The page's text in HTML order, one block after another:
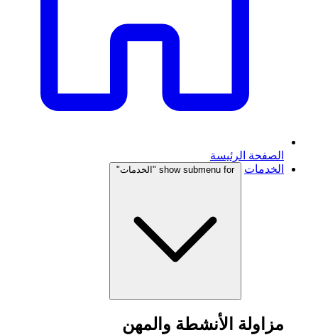
الصفحة الرئيسة
الخدمات
show submenu for "الخدمات"
مزاولة الأنشطة والمهن